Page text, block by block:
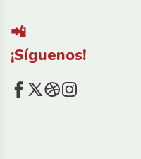
📲
¡Síguenos!